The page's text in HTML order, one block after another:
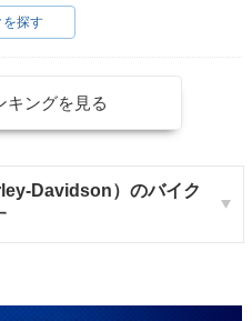
を探す
キングを見る
Davidson）のバイク